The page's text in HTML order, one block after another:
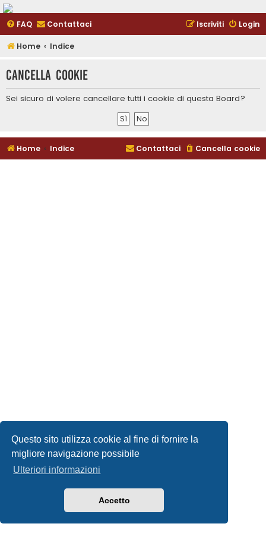
Questo sito utilizza cookie al fine di fornire la
migliore navigazione possibile
Ulteriori informazioni
Accetto
FAQ Contattaci Login
Iscriviti
Home Indice
Cancella cookie
Sei sicuro di volere cancellare tutti i cookie di questa Board?
Home Indice Cancella cookie
Contattaci